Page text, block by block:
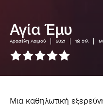
Αγία Έμυ
Αρασέλη Λαιμού 2021 1ώ 51λ
Μια καθηλωτική